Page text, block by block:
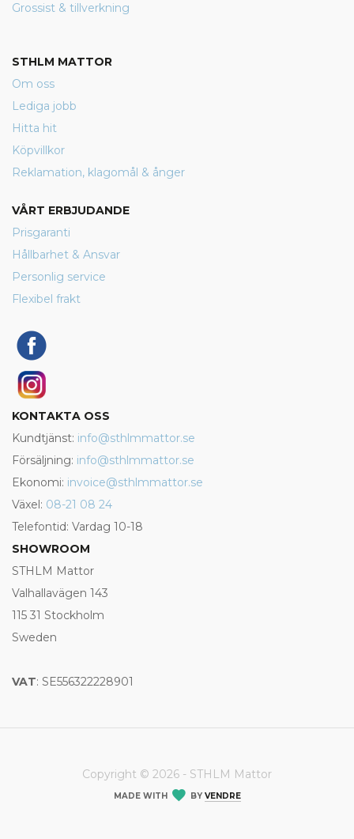
Grossist & tillverkning
STHLM MATTOR
Om oss
Lediga jobb
Hitta hit
Köpvillkor
Reklamation, klagomål & ånger
VÅRT ERBJUDANDE
Prisgaranti
Hållbarhet & Ansvar
Personlig service
Flexibel frakt
KONTAKTA OSS
Kundtjänst: info@sthlmmattor.se
Försäljning: info@sthlmmattor.se
Ekonomi: invoice@sthlmmattor.se
Växel: 08-21 08 24
Telefontid: Vardag 10-18
SHOWROOM
STHLM Mattor
Valhallavägen 143
115 31 Stockholm
Sweden
VAT: SE556322228901
Copyright © 2026 - STHLM Mattor
MADE WITH BY VENDRE